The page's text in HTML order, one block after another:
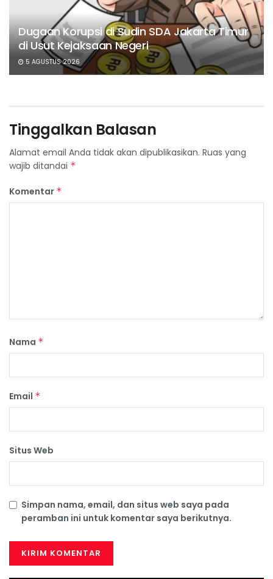
Dugaan Korupsi di Sudin SDA Jakarta Timur
di Usut Kejaksaan Negeri
5 AGUSTUS 2026
Tinggalkan Balasan
Alamat email Anda tidak akan dipublikasikan. Ruas yang
wajib ditandai *
Komentar *
Nama *
Email *
Situs Web
Simpan nama, email, dan situs web saya pada
peramban ini untuk komentar saya berikutnya.